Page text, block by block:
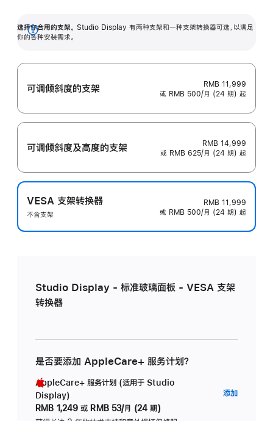
选择你合用的支架。 Studio Display 有两种支架和一种支架转换器可选，以满足
你的各种安装需求。
展
可调倾斜度的支架
RMB 11,999
或 RMB 500/月 (24 期) 起
可调倾斜度及高‍度的支‍架
RMB 14,999
或 RMB 625/月 (24 期) 起
VESA 支架转换器
不含支架
RMB 11,999
或 RMB 500/月 (24 期) 起
Studio Display - 标准玻璃面板 - VESA 支架
转换器
是否要添加 AppleCare+ 服务计划？
AppleCare+ 服务计划 (适用于 Studio
Display)
RMB 1,249 或 RMB 53/月 (24 期)
添加